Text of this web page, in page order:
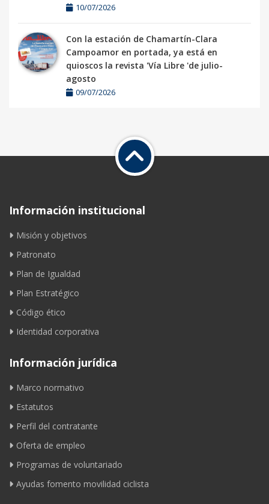
10/07/2026
Con la estación de Chamartín-Clara
Campoamor en portada, ya está en
quioscos la revista 'Vía Libre 'de julio-
agosto
09/07/2026
Información institucional
Misión y objetivos
Patronato
Plan de Igualdad
Plan Estratégico
Código ético
Identidad corporativa
Información jurídica
Marco normativo
Estatutos
Perfil del contratante
Oferta de empleo
Programas de voluntariado
Ayudas fomento movilidad ciclista